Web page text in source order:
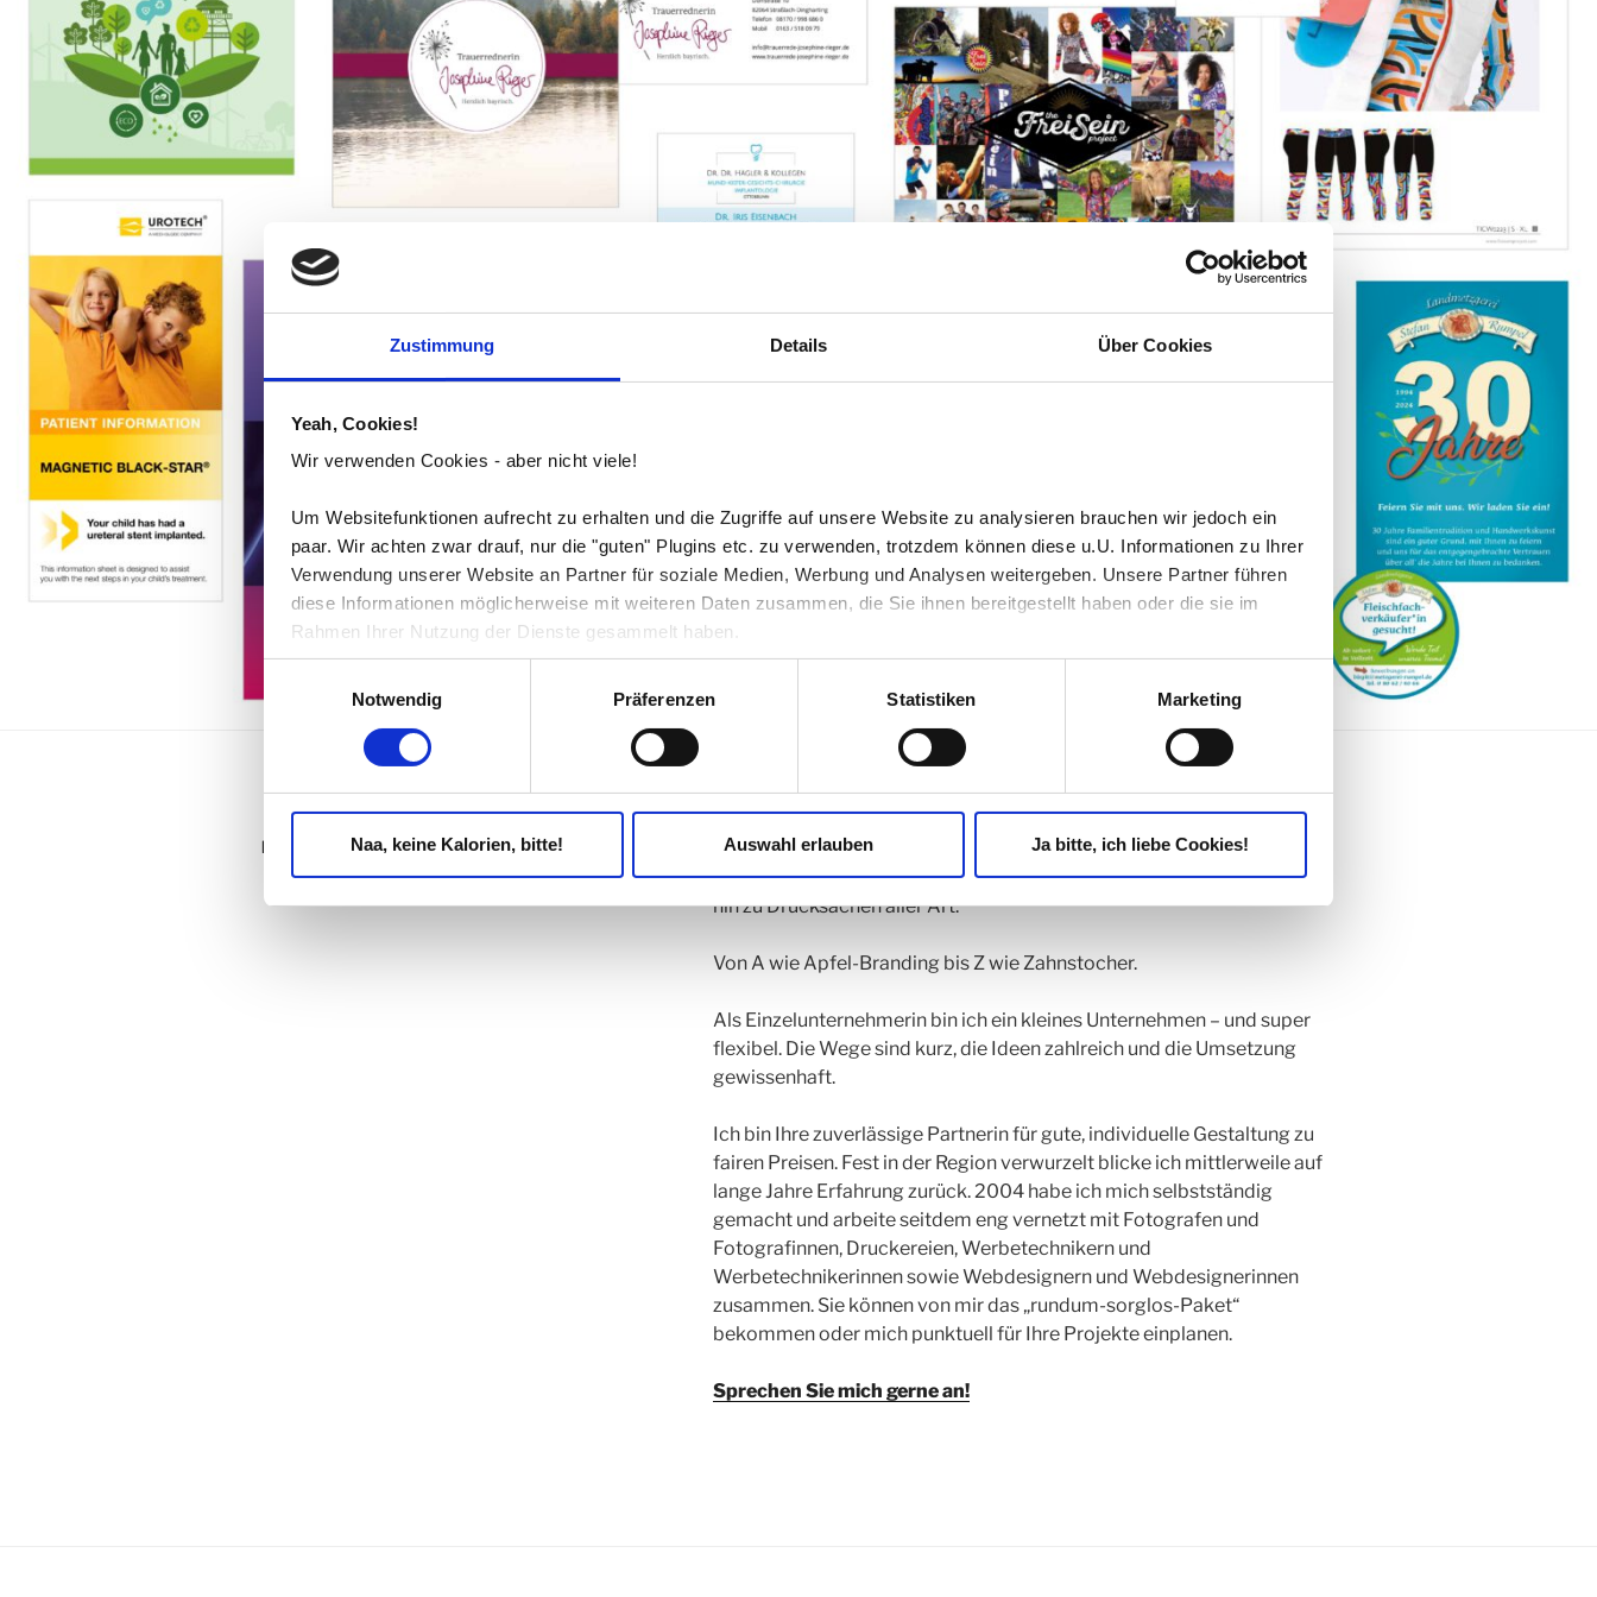
Zustimmung Details Über Cookies
Yeah, Cookies!
Wir verwenden Cookies - aber nicht viele!
Um Websitefunktionen aufrecht zu erhalten und die Zugriffe auf unsere Website zu analysieren brauchen wir jedoch ein
paar. Wir achten zwar drauf, nur die "guten" Plugins etc. zu verwenden, trotzdem können diese u.U. Informationen zu Ihrer
Verwendung unserer Website an Partner für soziale Medien, Werbung und Analysen weitergeben. Unsere Partner führen
diese Informationen möglicherweise mit weiteren Daten zusammen, die Sie ihnen bereitgestellt haben oder die sie im
Rahmen Ihrer Nutzung der Dienste gesammelt haben.
Notwendig
Präferenzen Statistiken Marketing
Naa, keine Kalorien, bitte! Auswahl erlauben Ja bitte, ich liebe Cookies!
LEISTUNGEN
Mein Steckenpferd? Konzeptionelle, kreative visuelle Gestaltung: vom
Erstellen einer Corporate Identity über Logo- und Verpackungs-Design
hin zu Drucksachen aller Art.
Von A wie Apfel-Branding bis Z wie Zahnstocher.
Als Einzelunternehmerin bin ich ein kleines Unternehmen – und super
flexibel. Die Wege sind kurz, die Ideen zahlreich und die Umsetzung
gewissenhaft.
Ich bin Ihre zuverlässige Partnerin für gute, individuelle Gestaltung zu
fairen Preisen. Fest in der Region verwurzelt blicke ich mittlerweile auf
lange Jahre Erfahrung zurück. 2004 habe ich mich selbstständig
gemacht und arbeite seitdem eng vernetzt mit Fotografen und
Fotografinnen, Druckereien, Werbetechnikern und
Werbetechnikerinnen sowie Webdesignern und Webdesignerinnen
zusammen. Sie können von mir das „rundum-sorglos-Paket“
bekommen oder mich punktuell für Ihre Projekte einplanen.
Sprechen Sie mich gerne an!